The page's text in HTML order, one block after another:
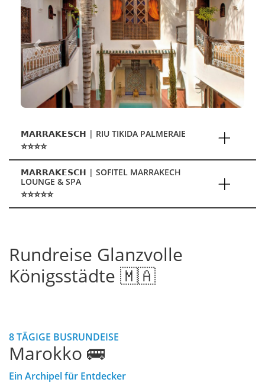
Previous Next
𝗠𝗔𝗥𝗥𝗔𝗞𝗘𝗦𝗖𝗛 | RIU TIKIDA PALMERAIE
⭐⭐⭐⭐
𝗠𝗔𝗥𝗥𝗔𝗞𝗘𝗦𝗖𝗛 | SOFITEL MARRAKECH
LOUNGE & SPA
⭐⭐⭐⭐⭐
Rundreise Glanzvolle
Königsstädte 🇲🇦
8 TÄGIGE BUSRUNDEISE
Marokko 🚌
Ein Archipel für Entdecker